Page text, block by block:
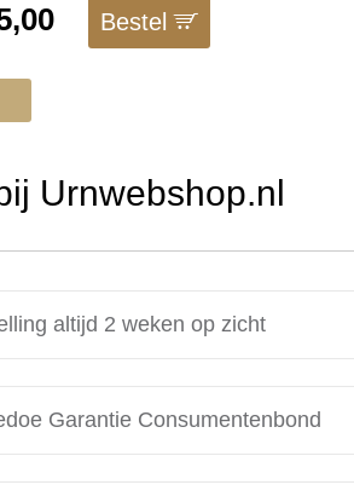
Bestel
Urnwebshop.nl
altijd 2 weken op zicht
Garantie Consumentenbond